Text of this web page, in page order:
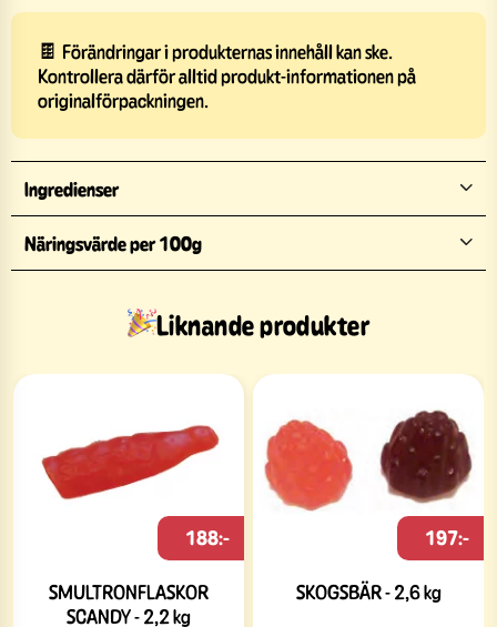
🍫 Förändringar i produkternas innehåll kan ske.
Kontrollera därför alltid produkt-informationen på
originalförpackningen.
Ingredienser
Näringsvärde per 100g
Liknande produkter
SMULTRONFLASKOR
SCANDY - 2,2 kg
188:-
SKOGSBÄR - 2,6 kg
197:-